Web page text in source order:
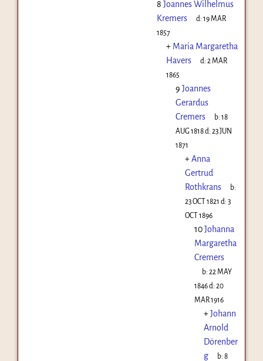
8 Joannes Wilhelmus
Kremers
d:19 MAR
1857
+ Maria Margaretha
Havers
d:2 MAR
1865
9 Joannes
Gerardus
Cremers
b:18
AUG 1818d: 23 JUN
1871
+Anna
Gertrud
Rothkrans
b:
23 OCT 1821 d: 3
OCT 1896
10Johanna
Margaretha
Cremers
b:22 MAY
1846d: 20
MAR 1916
+Johann
Arnold
Dörenber
g
b:8